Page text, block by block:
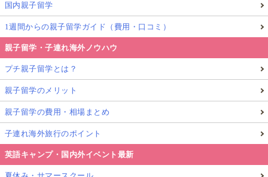
5. マレーシア生活は初めてでも安心！親子向
けサポート体制
親子渡航で一番気になるのは、生活面の安心感ですよ
ね。
国内親子留学
1週間からの親子留学ガイド（費用・口コミ）
親子留学・子連れ海外ノウハウ
プチ親子留学とは？
親子留学のメリット
親子留学の費用・相場まとめ
子連れ海外旅行のポイント
英語キャンプ・国内外イベント最新